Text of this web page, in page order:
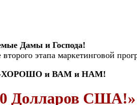
Дамы и Господа!
этапа маркетинговой
ХОРОШО и ВАМ и НАМ!
Долларов США!»